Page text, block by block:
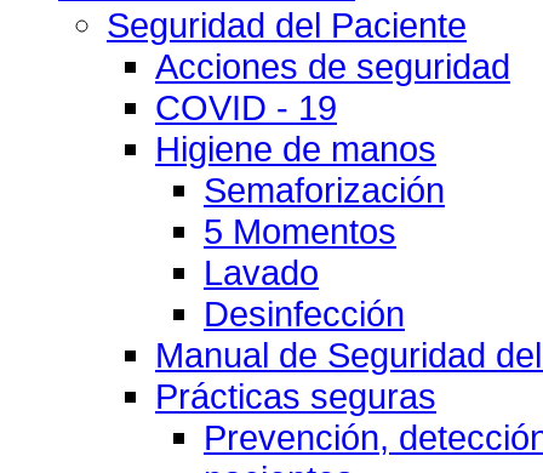
Seguridad del Paciente
Acciones de seguridad
COVID - 19
Higiene de manos
Semaforización
5 Momentos
Lavado
Desinfección
Manual de Seguridad
Prácticas seguras
Prevención,